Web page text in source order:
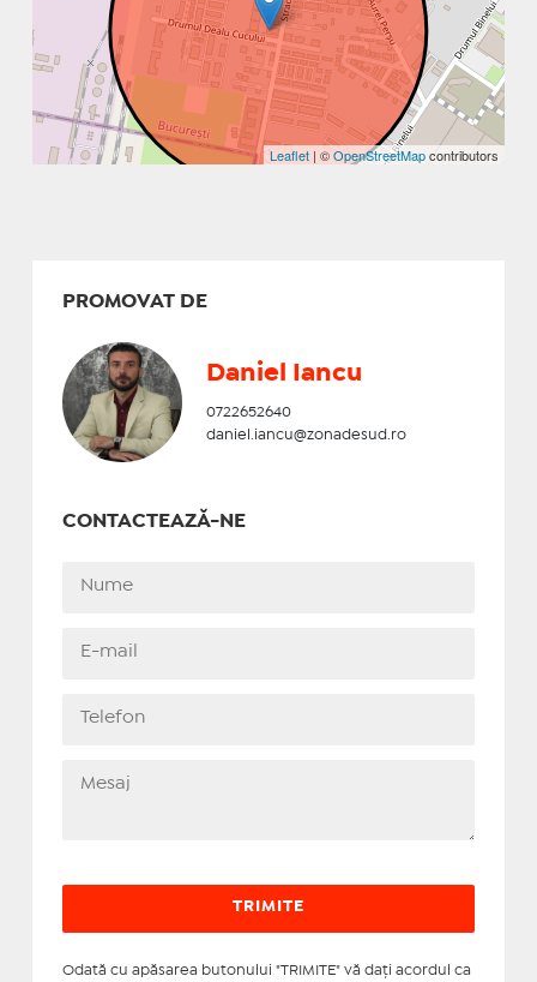
Leaflet | ©OpenStreetMapcontributors
PROMOVAT DE
Daniel Iancu
0722652640
daniel.iancu@zonadesud.ro
CONTACTEAZĂ-NE
Odată cu apăsarea butonului "TRIMITE" vă daţi acordul ca